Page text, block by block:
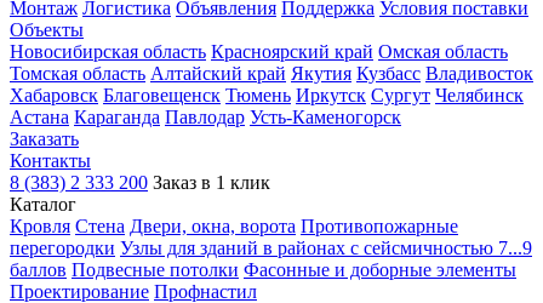
Монтаж Логистика Объявления Поддержка Условия поставки
Объекты
Новосибирская область Красноярский край Омская область
Томская область Алтайский край Якутия Кузбасс Владивосток
Хабаровск Благовещенск Тюмень Иркутск Сургут Челябинск
Астана Караганда Павлодар Усть-Каменогорск
Заказать
Контакты
8 (383) 2 333 200 Заказ в 1 клик
Каталог
Кровля Cтена Двери, окна, ворота Противопожарные
перегородки Узлы для зданий в районах с сейсмичностью 7...9
баллов Подвесные потолки Фасонные и доборные элементы
Проектирование Профнастил